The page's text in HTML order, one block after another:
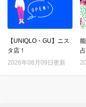
【UNIQLO・GU】ニス
タ店！
2026年08月09日更新